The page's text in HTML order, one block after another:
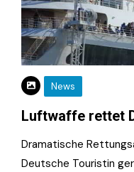
News
Luftwaffe rettet
Dramatische
Deutsche Touristin